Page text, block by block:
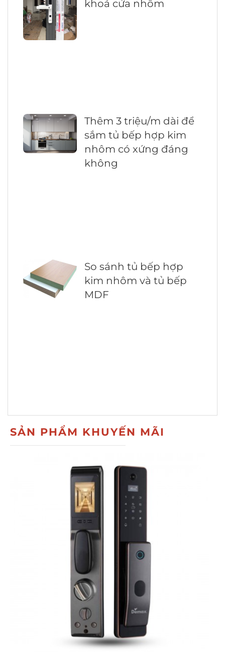
khoá cửa nhôm
Thêm 3 triệu/m dài để
sắm tủ bếp hợp kim
nhôm có xứng đáng
không
So sánh tủ bếp hợp
kim nhôm và tủ bếp
MDF
SẢN PHẨM KHUYẾN MÃI